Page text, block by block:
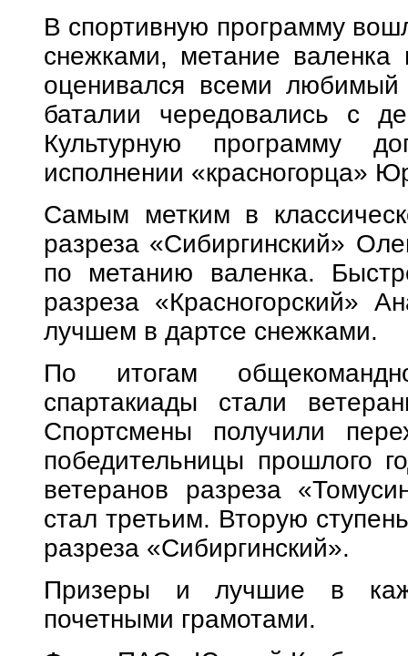
В спортивную программу
снежками, метание валенка
оценивался всеми любимый
баталии чередовались с
Культурную программу
исполнении «красногорца»
Самым метким в
разреза «Сибиргинский»
по метанию валенка.
разреза «Красногорский»
лучшем в дартсе снежками.
По итогам
спартакиады стали
Спортсмены получили
победительницы прошлого
ветеранов разреза
стал третьим. Вторую
разреза «Сибиргинский».
Призеры и лучшие в
почетными грамотами.